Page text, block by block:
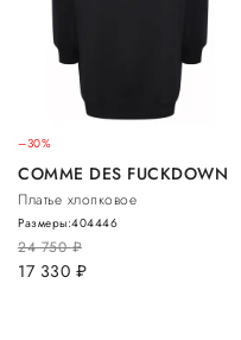
–30%
COMME DES FUCKDOWN
Платье хлопковое
24 750руб.
17 330 руб.
Размеры:404446